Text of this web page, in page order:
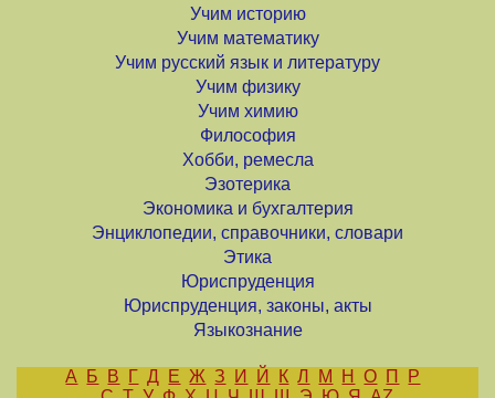
Учим историю
Учим математику
Учим русский язык и литературу
Учим физику
Учим химию
Философия
Хобби, ремесла
Эзотерика
Экономика и бухгалтерия
Энциклопедии, справочники, словари
Этика
Юриспруденция
Юриспруденция, законы, акты
Языкознание
А Б В Г Д Е Ж З И Й К Л М Н О П
Р